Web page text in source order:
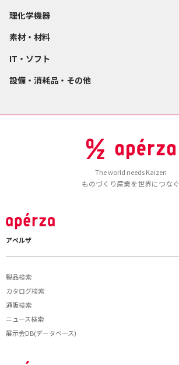
理化学機器
素材・材料
IT・ソフト
設備・消耗品・その他
The world needs Kaizen
ものづくり産業を世界につなぐ
アペルザ
製品検索
カタログ検索
通販検索
ニュース検索
展示会DB(データベース)